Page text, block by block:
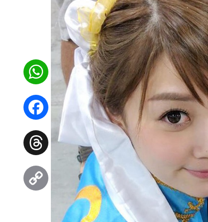
WhatsApp
Facebook
Threads